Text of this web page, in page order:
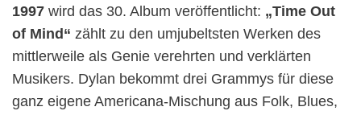
1997 wird das 30. Album veröffentlicht: „Time Out
of Mind“ zählt zu den umjubeltsten Werken des
mittlerweile als Genie verehrten und verklärten
Musikers. Dylan bekommt drei Grammys für diese
ganz eigene Americana-Mischung aus Folk, Blues,